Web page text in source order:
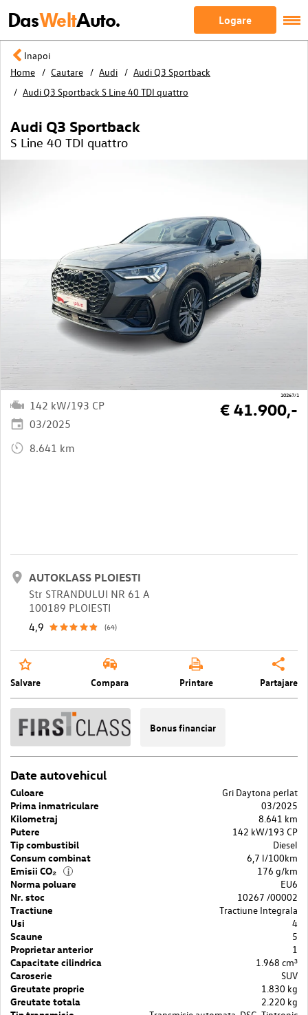
DasWeltAuto. Logare
Inapoi
Home
Cautare Audi
Audi Q3 Sportback
Audi Q3 Sportback S Line 40 TDI quattro
10267/1
Audi Q3 Sportback
S Line 40 TDI quattro
142 kW/193 CP
03/2025
8.641 km
€ 41.900,-
AUTOKLASS PLOIESTI
Str STRANDULUI NR 61 A
100189 PLOIESTI
4,9
(64)
Salvare Compara Printare Partajare
Bonus financiar
Date autovehicul
Culoare
Gri Daytona perlat
Prima inmatriculare
03/2025
Kilometraj
8.641 km
Putere
142 kW/193 CP
Tip combustibil
Diesel
Consum combinat
6,7 l/100km
Emisii CO₂
i
176 g/km
Norma poluare
EU6
Nr. stoc
10267 /00002
Tractiune
Tractiune Integrala
Usi
4
Scaune
5
Proprietar anterior
1
Capacitate cilindrica
1.968 cm³
Caroserie
SUV
Greutate proprie
1.830 kg
Greutate totala
2.220 kg